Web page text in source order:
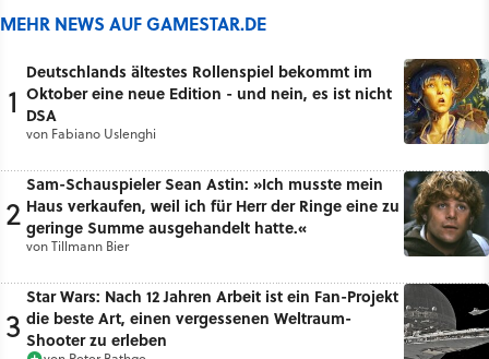
MEHR NEWS AUF GAMESTAR.DE
1
Deutschlands ältestes Rollenspiel bekommt im
Oktober eine neue Edition - und nein, es ist nicht
DSA
von Fabiano Uslenghi
2
Sam-Schauspieler Sean Astin: »Ich musste mein
Haus verkaufen, weil ich für Herr der Ringe eine zu
geringe Summe ausgehandelt hatte.«
vonTillmann Bier
3
Star Wars: Nach 12 Jahren Arbeit ist ein Fan-Projekt
die beste Art, einen vergessenen Weltraum-
Shooter zu erleben